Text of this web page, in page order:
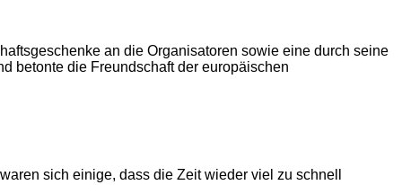
an die Organisatoren sowie eine durch seine
betonte die Freundschaft der europäischen
sich einige, dass die Zeit wieder viel zu schnell